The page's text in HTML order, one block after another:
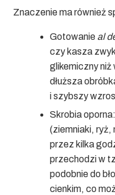
Znaczenie ma również
Gotowanie al
czy kasza
glikemiczny
dłuższa
i szybszy
Skrobia oporna:
(ziemniaki, ryż,
przez kilka
przechodzi w
podobnie do
cienkim, co